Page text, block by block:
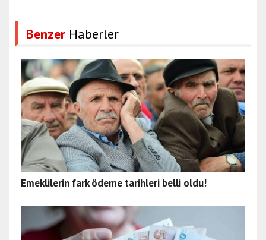
Benzer Haberler
Emeklilerin fark ödeme tarihleri belli oldu!